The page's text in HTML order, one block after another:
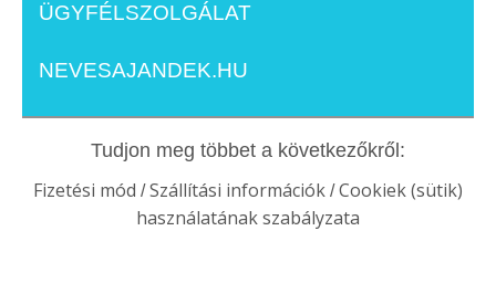
ÜGYFÉLSZOLGÁLAT
NEVESAJANDEK.HU
Tudjon meg többet a következőkről:
Fizetési mód /Szállítási információk /Cookiek (sütik)
használatának szabályzata